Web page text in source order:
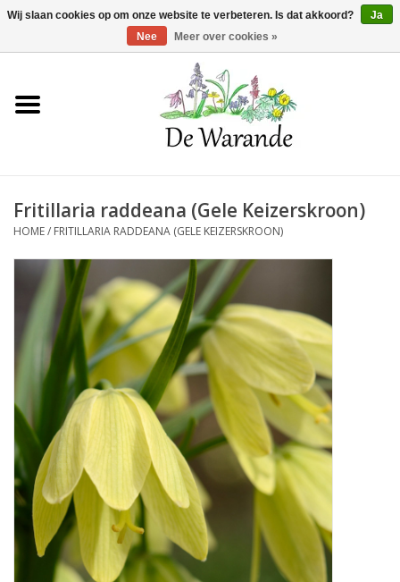
Winkelwagen >0 Artikelen - €0,00
Home
Voorjaarsbloeiers
Zomerbloeiers
Herfstbloeiers
Schaduwplanten
Aanbiedingen
Bodemverbetering
Overige producten
Fritillaria raddeana (Gele Keizerskroon)
HOME/ FRITILLARIA RADDEANA (GELE KEIZERSKROON)
Wij slaan cookies op om onze website te verbeteren. Is dat akkoord?
Ja
Nee
Meer over cookies »